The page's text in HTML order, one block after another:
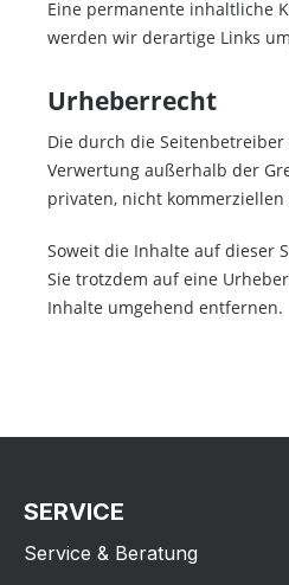
Eine permanente inhaltliche
werden wir derartige Links
Urheberrecht
Die durch die
Verwertung außerhalb der
privaten, nicht
Soweit die Inhalte auf dieser
Sie trotzdem auf eine
Inhalte umgehend entfernen.
SERVICE
Service & Beratung